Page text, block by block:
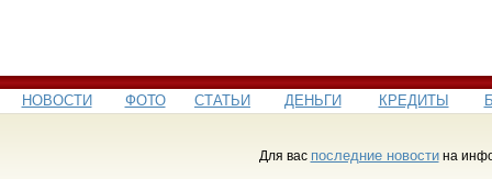
НОВОСТИ ФОТО СТАТЬИ ДЕНЬГИ КРЕДИТЫ
Для вас последние новостина